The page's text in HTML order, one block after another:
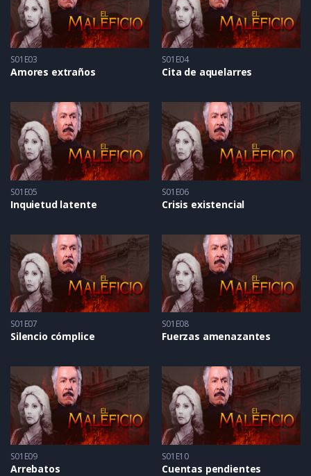
S01E03
Amores extraños
S01E04
Cita de aquelarres
S01E05
Inquietud latente
S01E06
Crisis existencial
S01E07
Silencio cómplice
S01E08
Fuerzas amenazantes
S01E09
Arrebatos
S01E10
Cuentas pendientes